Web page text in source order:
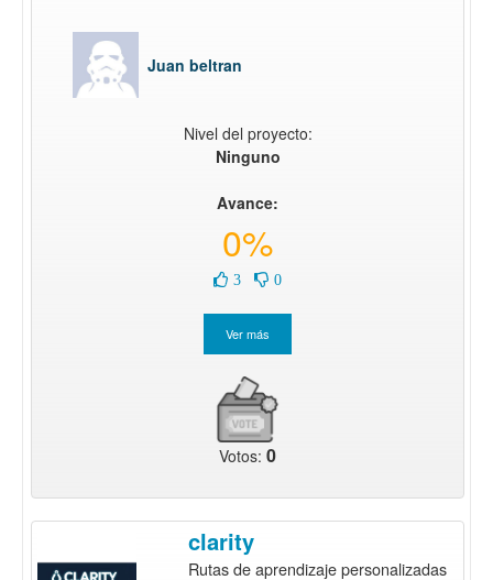
Juan beltran
Nivel del proyecto:
Ninguno
Avance:
0%
3 0
Votos: 0
clarity
Rutas de aprendizaje personalizadas